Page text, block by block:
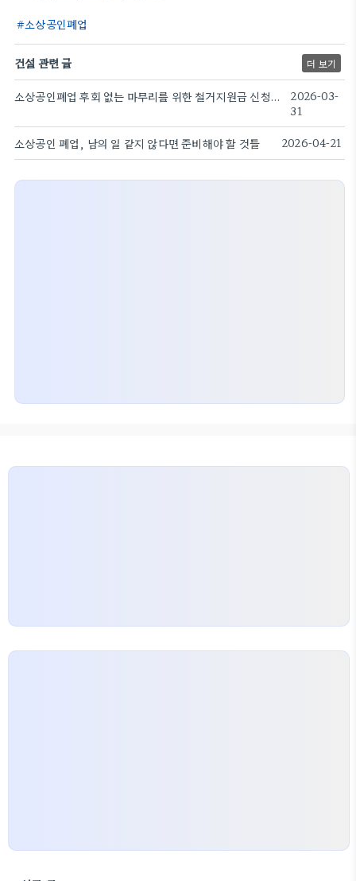
소상공인폐업
건설 관련 글 더 보기
소상공인폐업 후회 없는 마무리를 위한 철거지원금 신청과 실무 전략
2026-03-
31
소상공인 폐업, 남의 일 같지 않다면 준비해야 할 것들 2026-04-21